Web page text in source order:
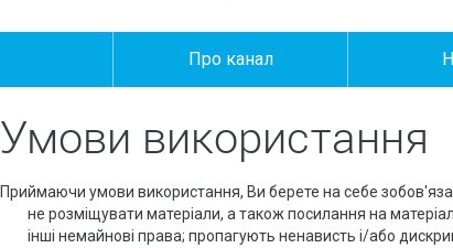
Про канал
Умови використання
Приймаючи умови використання, Ви берете на себе
не розміщувати матеріали, а також посилання на
інші немайнові права; пропагують ненависть і/або